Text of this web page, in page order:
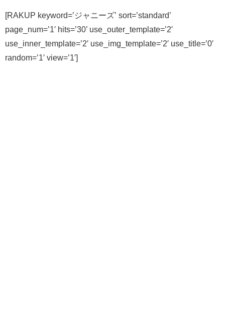
[RAKUP keyword=’ジャニーズ’ sort=’standard’
page_num=’1′ hits=’30’ use_outer_template=’2′
use_inner_template=’2′ use_img_template=’2′ use_title=’0′
random=’1′ view=’1′]